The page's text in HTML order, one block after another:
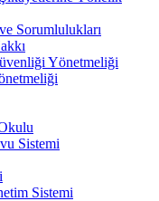
Sorumlulukları
Yönetmeliği
Sistemi
Sistemi